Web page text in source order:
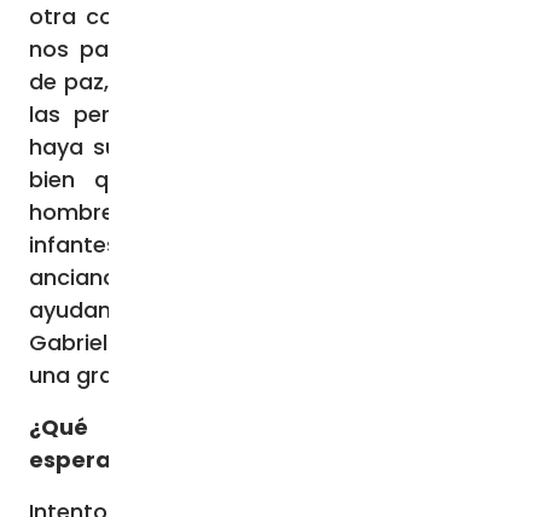
otra cosa absurda comparada con lo que
nos pasó a nosotros. Todos somos gente
de paz, creemos en el poder del corazón de
las personas. Es muy triste que esto les
haya sucedido a personas que creen en el
bien que hay en el corazón de cada
hombre. Mi madre es maestra de jardín de
infantes. Llevaba nueve años cuidando a los
ancianos en el kibutz, pero también seguía
ayudando a los niños y a sus padres. Mi tía
Gabriela ayuda a niños discapacitados en
una granja cerca de Jerusalén.
¿Qué te da la fuerza para tener
esperanza en este momento?